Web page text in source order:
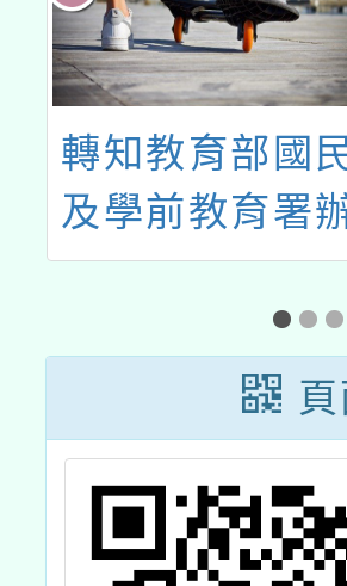
轉知教育部國
及學前教育署
理「115年動
教育教材融入
園課程之教師
習」活動一案